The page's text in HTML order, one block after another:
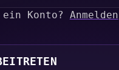
Konto? Anmelden